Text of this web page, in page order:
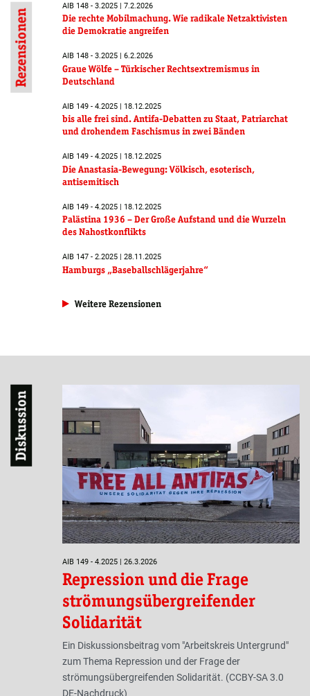
Rezensionen
AIB 148 - 3.2025 | 7.2.2026
Die rechte Mobilmachung. Wie radikale Netzaktivisten
die Demokratie angreifen
AIB 148 - 3.2025 | 6.2.2026
Graue Wölfe – Türkischer Rechtsextremismus in
Deutschland
AIB 149 - 4.2025 | 18.12.2025
bis alle frei sind. Antifa-Debatten zu Staat, Patriarchat
und drohendem Faschismus in zwei Bänden
AIB 149 - 4.2025 | 18.12.2025
Die Anastasia-Bewegung: Völkisch, esoterisch,
antisemitisch
AIB 149 - 4.2025 | 18.12.2025
Palästina 1936 – Der Große Aufstand und die Wurzeln
des Nahostkonflikts
AIB 147 - 2.2025 | 28.11.2025
Hamburgs „Baseballschlägerjahre“
Weitere Rezensionen
Diskussion
AIB 149 - 4.2025 | 26.3.2026
Repression und die Frage
strömungsübergreifender
Solidarität
Ein Diskussionsbeitrag vom "Arbeitskreis Untergrund"
zum Thema Repression und der Frage der
strömungsübergreifenden Solidarität. (CCBY-SA 3.0
DE-Nachdruck)